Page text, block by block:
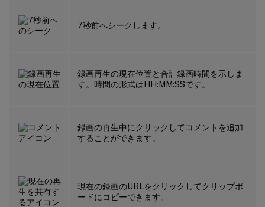
7秒前へシークします。
録画再生の現在位置と合計録画時間を示しま
す。時間の形式はHH:MM:SSです。
録画の再生中にクリックしてコメントを追加
することができます。
現在の録画のURLをクリックしてクリップボ
ードにコピーできます。